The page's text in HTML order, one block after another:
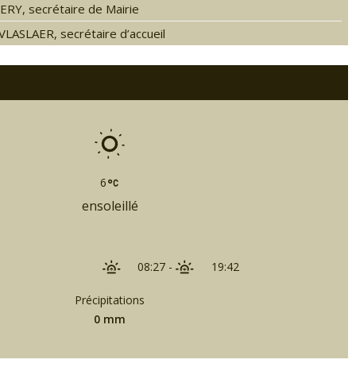
secrétaire de Mairie
secrétaire d’accueil
6
ensoleillé
08:27 - 19:42
Précipitations
0 mm